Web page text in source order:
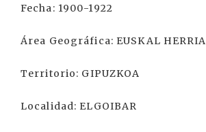
Fecha: 1900-1922
Área Geográfica: EUSKAL HERRIA
Territorio: GIPUZKOA
Localidad: ELGOIBAR